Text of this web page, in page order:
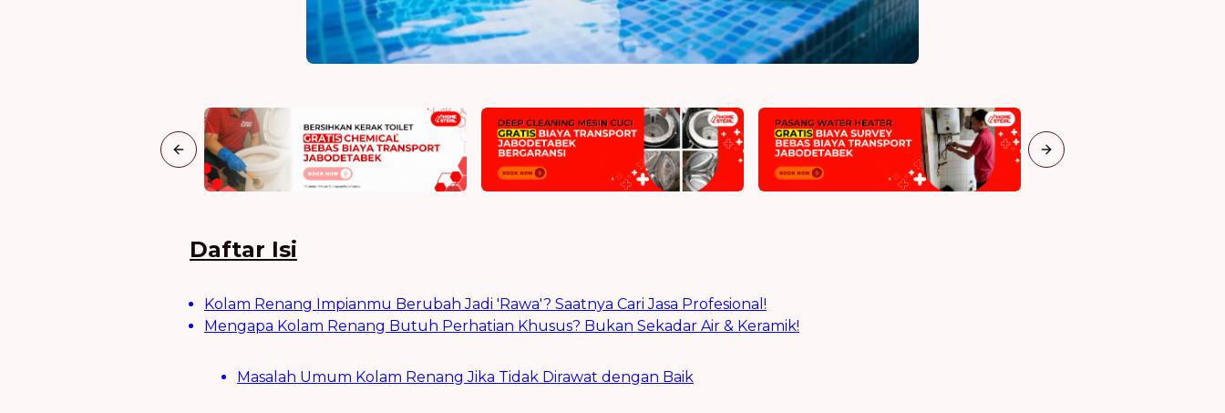
Previous slide Next slide
Daftar Isi
Kolam Renang Impianmu Berubah Jadi 'Rawa'? Saatnya Cari Jasa Profesional!
Mengapa Kolam Renang Butuh Perhatian Khusus? Bukan Sekadar Air & Keramik!
Masalah Umum Kolam Renang Jika Tidak Dirawat dengan Baik